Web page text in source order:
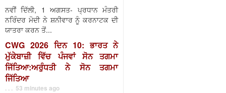
ਨਵੀਂ ਦਿੱਲੀ, 1 ਅਗਸਤ- ਪ੍ਰਧਾਨ ਮੰਤਰੀ
ਨਰਿੰਦਰ ਮੋਦੀ ਨੇ ਸ਼ਨੀਵਾਰ ਨੂੰ ਕਰਨਾਟਕ ਦੀ
ਯਾਤਰਾ ਕਰਨ ਤੋਂ...
CWG 2026 ਦਿਨ 10: ਭਾਰਤ ਨੇ
ਮੁੱਕੇਬਾਜ਼ੀ ਵਿੱਚ ਪੰਜਵਾਂ ਸੋਨ ਤਗਮਾ
ਜਿੱਤਿਆ:ਅਰੁੰਧਤੀ ਨੇ ਸੋਨ ਤਗਮਾ
ਜਿੱਤਿਆ
. . . 53 minutes ago